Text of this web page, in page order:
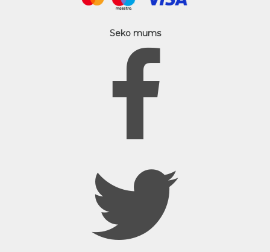
Seko mums